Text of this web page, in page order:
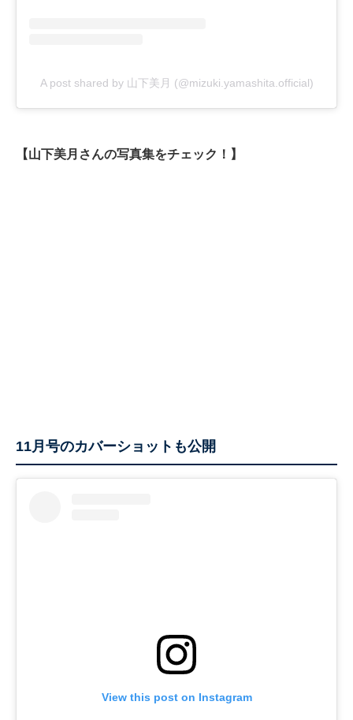
A post shared by 山下美月 (@mizuki.yamashita.official)
【山下美月さんの写真集をチェック！】
11月号のカバーショットも公開
View this post on Instagram